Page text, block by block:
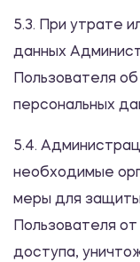
5.3. При утрате
данных
Пользователя
персональных
5.4.
необходимые
меры для
Пользователя от
доступа,